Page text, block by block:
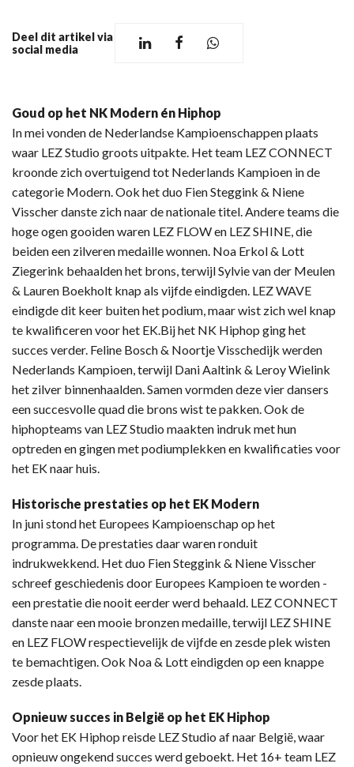
Deel dit artikel via
social media
Goud op het NK Modern én Hiphop
In mei vonden de Nederlandse Kampioenschappen plaats
waar LEZ Studio groots uitpakte. Het team LEZ CONNECT
kroonde zich overtuigend tot Nederlands Kampioen in de
categorie Modern. Ook het duo Fien Steggink & Niene
Visscher danste zich naar de nationale titel. Andere teams die
hoge ogen gooiden waren LEZ FLOW en LEZ SHINE, die
beiden een zilveren medaille wonnen. Noa Erkol & Lott
Ziegerink behaalden het brons, terwijl Sylvie van der Meulen
& Lauren Boekholt knap als vijfde eindigden. LEZ WAVE
eindigde dit keer buiten het podium, maar wist zich wel knap
te kwalificeren voor het EK.Bij het NK Hiphop ging het
succes verder. Feline Bosch & Noortje Visschedijk werden
Nederlands Kampioen, terwijl Dani Aaltink & Leroy Wielink
het zilver binnenhaalden. Samen vormden deze vier dansers
een succesvolle quad die brons wist te pakken. Ook de
hiphopteams van LEZ Studio maakten indruk met hun
optreden en gingen met podiumplekken en kwalificaties voor
het EK naar huis.
Historische prestaties op het EK Modern
In juni stond het Europees Kampioenschap op het
programma. De prestaties daar waren ronduit
indrukwekkend. Het duo Fien Steggink & Niene Visscher
schreef geschiedenis door Europees Kampioen te worden -
een prestatie die nooit eerder werd behaald. LEZ CONNECT
danste naar een mooie bronzen medaille, terwijl LEZ SHINE
en LEZ FLOW respectievelijk de vijfde en zesde plek wisten
te bemachtigen. Ook Noa & Lott eindigden op een knappe
zesde plaats.
Opnieuw succes in België op het EK Hiphop
Voor het EK Hiphop reisde LEZ Studio af naar België, waar
opnieuw ongekend succes werd geboekt. Het 16+ team LEZ